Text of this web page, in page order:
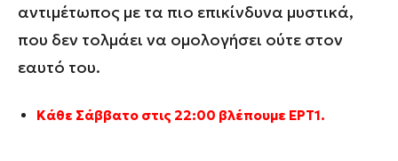
αντιμέτωπος με τα πιο επικίνδυνα μυστικά,
που δεν τολμάει να ομολογήσει ούτε στον
εαυτό του.
Κάθε Σάββατο στις 22:00 βλέπουμε ΕΡΤ1.